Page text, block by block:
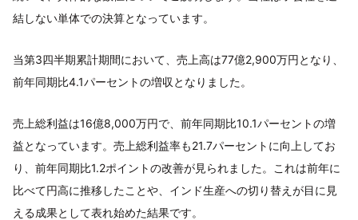
結しない単体での決算となっています。
当第3四半期累計期間において、売上高は77億2,900万円となり、
前年同期比4.1パーセントの増収となりました。
売上総利益は16億8,000万円で、前年同期比10.1パーセントの増
益となっています。売上総利益率も21.7パーセントに向上してお
り、前年同期比1.2ポイントの改善が見られました。これは前年に
比べて円高に推移したことや、インド生産への切り替えが目に見
える成果として表れ始めた結果です。